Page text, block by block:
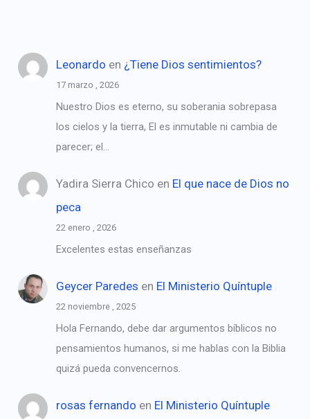
Leonardo en ¿Tiene Dios sentimientos?
17 marzo , 2026
Nuestro Dios es eterno, su soberania sobrepasa
los cielos y la tierra, El es inmutable ni cambia de
parecer; el…
Yadira Sierra Chico en El que nace de Dios no
peca
22 enero , 2026
Excelentes estas enseñanzas
Geycer Paredes en El Ministerio Quíntuple
22 noviembre , 2025
Hola Fernando, debe dar argumentos bíblicos no
pensamientos humanos, si me hablas con la Biblia
quizá pueda convencernos.
rosas fernando en El Ministerio Quíntuple